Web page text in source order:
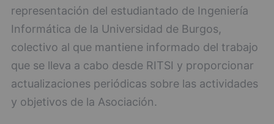
representación del estudiantado de Ingeniería
Informática de la Universidad de Burgos,
colectivo al que mantiene informado del trabajo
que se lleva a cabo desde RITSI y proporcionar
actualizaciones periódicas sobre las actividades
y objetivos de la Asociación.